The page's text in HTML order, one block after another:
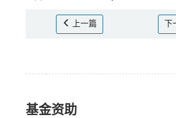
上一篇
基金资助